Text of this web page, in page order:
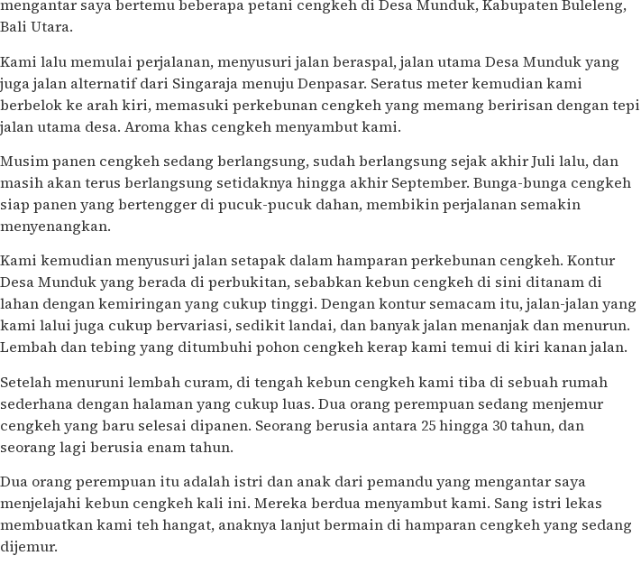
mengantar saya bertemu beberapa petani cengkeh di Desa Munduk, Kabupaten Buleleng,
Bali Utara.
Kami lalu memulai perjalanan, menyusuri jalan beraspal, jalan utama Desa Munduk yang
juga jalan alternatif dari Singaraja menuju Denpasar. Seratus meter kemudian kami
berbelok ke arah kiri, memasuki perkebunan cengkeh yang memang beririsan dengan tepi
jalan utama desa. Aroma khas cengkeh menyambut kami.
Musim panen cengkeh sedang berlangsung, sudah berlangsung sejak akhir Juli lalu, dan
masih akan terus berlangsung setidaknya hingga akhir September. Bunga-bunga cengkeh
siap panen yang bertengger di pucuk-pucuk dahan, membikin perjalanan semakin
menyenangkan.
Kami kemudian menyusuri jalan setapak dalam hamparan perkebunan cengkeh. Kontur
Desa Munduk yang berada di perbukitan, sebabkan kebun cengkeh di sini ditanam di
lahan dengan kemiringan yang cukup tinggi. Dengan kontur semacam itu, jalan-jalan yang
kami lalui juga cukup bervariasi, sedikit landai, dan banyak jalan menanjak dan menurun.
Lembah dan tebing yang ditumbuhi pohon cengkeh kerap kami temui di kiri kanan jalan.
Setelah menuruni lembah curam, di tengah kebun cengkeh kami tiba di sebuah rumah
sederhana dengan halaman yang cukup luas. Dua orang perempuan sedang menjemur
cengkeh yang baru selesai dipanen. Seorang berusia antara 25 hingga 30 tahun, dan
seorang lagi berusia enam tahun.
Dua orang perempuan itu adalah istri dan anak dari pemandu yang mengantar saya
menjelajahi kebun cengkeh kali ini. Mereka berdua menyambut kami. Sang istri lekas
membuatkan kami teh hangat, anaknya lanjut bermain di hamparan cengkeh yang sedang
dijemur.